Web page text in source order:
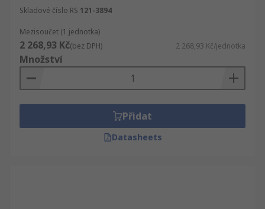
Skladové číslo RS 121-3894
Mezisoučet (1 jednotka)
2 268,93 Kč(bez DPH) 2 268,93 Kč/jednotka
Množství
Přidat
Datasheets